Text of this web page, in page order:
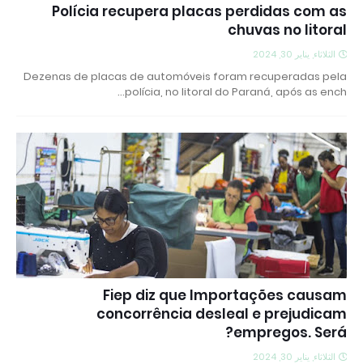
Polícia recupera placas perdidas com as
chuvas no litoral
الثلاثاء, يناير 30, 2024
Dezenas de placas de automóveis foram recuperadas pela
polícia, no litoral do Paraná, após as ench…
Fiep diz que Importações causam
concorrência desleal e prejudicam
empregos. Será?
الثلاثاء, يناير 30, 2024